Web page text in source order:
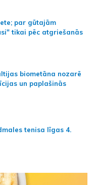
par gūtajām
tikai pēc atgriešanās
biometāna nozarē
un paplašinās
tenisa līgas 4.